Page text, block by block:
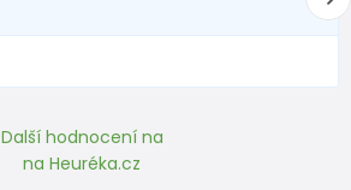
Další hodnocení na
na Heuréka.cz